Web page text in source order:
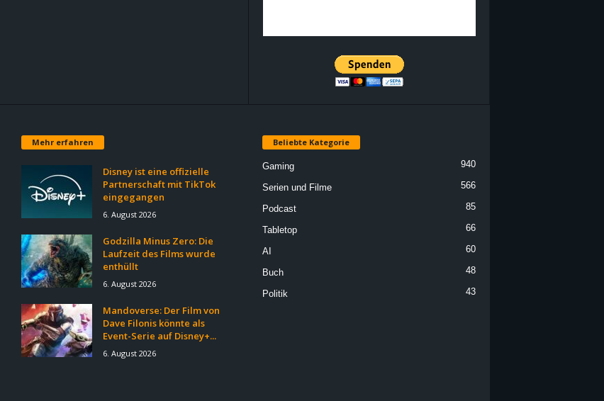
Mehr erfahren
Disney ist eine offizielle
Partnerschaft mit TikTok
eingegangen
6. August 2026
Godzilla Minus Zero: Die
Laufzeit des Films wurde
enthüllt
6. August 2026
Mandoverse: Der Film von
Dave Filonis könnte als
Event-Serie auf Disney+...
6. August 2026
Beliebte Kategorie
Gaming 940
Serien und Filme 566
Podcast 85
Tabletop 66
AI 60
Buch 48
Politik 43